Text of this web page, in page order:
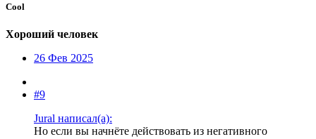
Cool
Хороший человек
26 Фев 2025
#9
Jural написал(а):
Но если вы начнёте действовать из негативного